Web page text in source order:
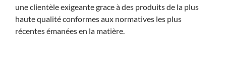
une clientèle exigeante grace à des produits de la plus
haute qualité conformes aux normatives les plus
récentes émanées en la matière.